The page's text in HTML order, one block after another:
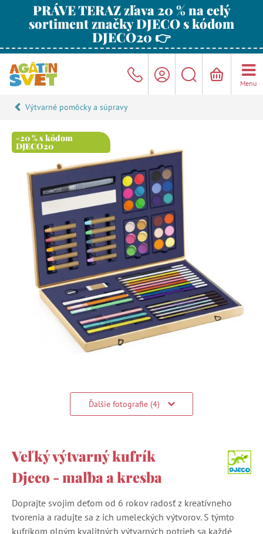
PRÁVE TERAZ zľava 20 % na celý
sortiment značky DJECO s kódom
DJECO20 👉
Menu
Výtvarné pomôcky a súpravy
-20 % s kódom
DJECO20
Ďalšie fotografie (4)
Veľký výtvarný kufrík
Djeco - maľba a kresba
Doprajte svojim deťom od 6 rokov radosť z kreatívneho
tvorenia a radujte sa z ich umeleckých výtvorov. S týmto
kufríkom plným kvalitných výtvarných potrieb sa každé